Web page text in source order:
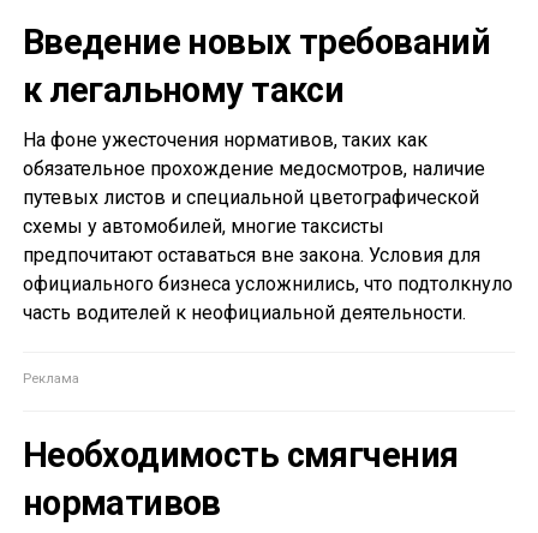
Введение новых требований
к легальному такси
На фоне ужесточения нормативов, таких как
обязательное прохождение медосмотров, наличие
путевых листов и специальной цветографической
схемы у автомобилей, многие таксисты
предпочитают оставаться вне закона. Условия для
официального бизнеса усложнились, что подтолкнуло
часть водителей к неофициальной деятельности.
Необходимость смягчения
нормативов